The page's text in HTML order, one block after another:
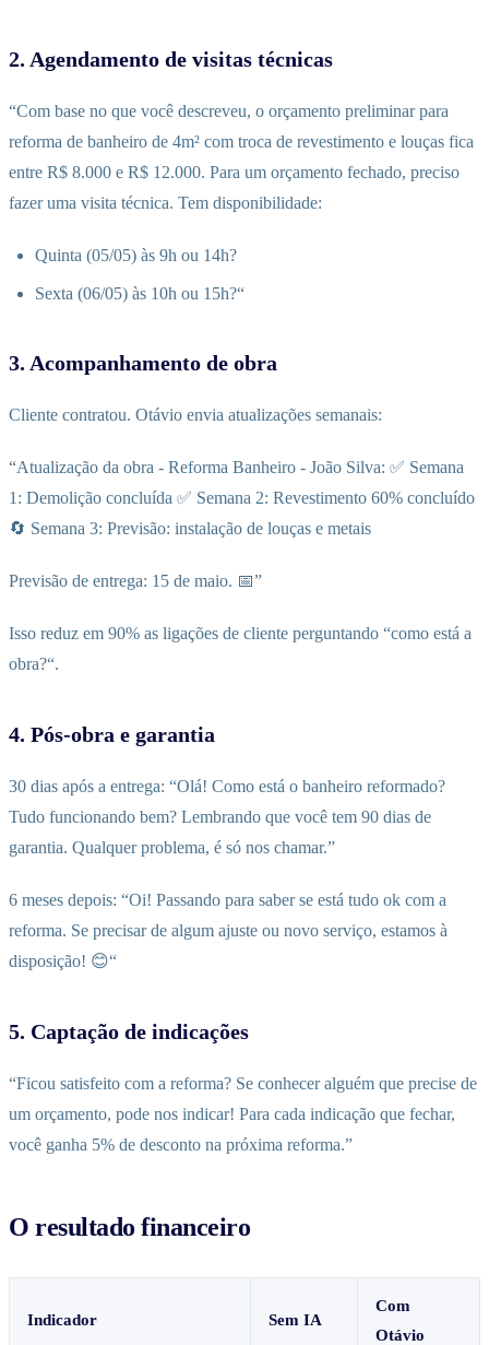
2. Agendamento de visitas técnicas
“Com base no que você descreveu, o orçamento preliminar para
reforma de banheiro de 4m² com troca de revestimento e louças fica
entre R$ 8.000 e R$ 12.000. Para um orçamento fechado, preciso
fazer uma visita técnica. Tem disponibilidade:
Quinta (05/05) às 9h ou 14h?
Sexta (06/05) às 10h ou 15h?“
3. Acompanhamento de obra
Cliente contratou. Otávio envia atualizações semanais:
“Atualização da obra - Reforma Banheiro - João Silva: ✅ Semana
1: Demolição concluída ✅ Semana 2: Revestimento 60% concluído
🔄 Semana 3: Previsão: instalação de louças e metais
Previsão de entrega: 15 de maio. 📅”
Isso reduz em 90% as ligações de cliente perguntando “como está a
obra?“.
4. Pós-obra e garantia
30 dias após a entrega: “Olá! Como está o banheiro reformado?
Tudo funcionando bem? Lembrando que você tem 90 dias de
garantia. Qualquer problema, é só nos chamar.”
6 meses depois: “Oi! Passando para saber se está tudo ok com a
reforma. Se precisar de algum ajuste ou novo serviço, estamos à
disposição! 😊“
5. Captação de indicações
“Ficou satisfeito com a reforma? Se conhecer alguém que precise de
um orçamento, pode nos indicar! Para cada indicação que fechar,
você ganha 5% de desconto na próxima reforma.”
O resultado financeiro
Indicador Sem IA
Com
Otávio